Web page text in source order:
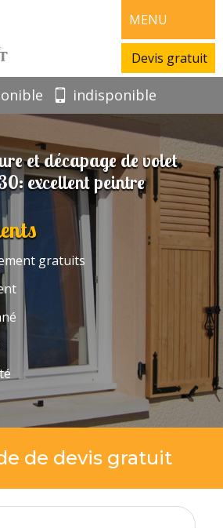
MENU
Devis gratuit
indisponible
et décapage de volet
excellent peintre
gratuits
de devis gratuit